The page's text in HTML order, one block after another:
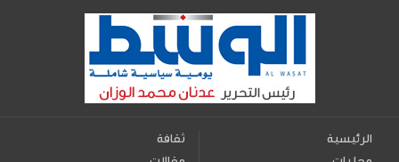
الرئيسية
ثقافة